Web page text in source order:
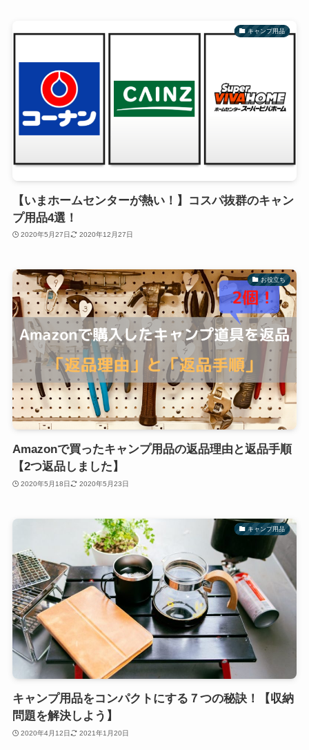
キャンプ用品
【いまホームセンターが熱い！】コスパ抜群のキャン
プ用品4選！
2020年5月27日 2020年12月27日
お役立ち
Amazonで買ったキャンプ用品の返品理由と返品手順
【2つ返品しました】
2020年5月18日 2020年5月23日
キャンプ用品
キャンプ用品をコンパクトにする７つの秘訣！【収納
問題を解決しよう】
2020年4月12日 2021年1月20日